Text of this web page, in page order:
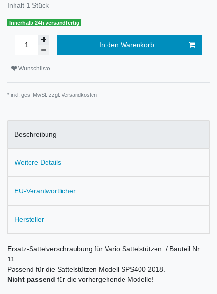
Inhalt 1 Stück
Innerhalb 24h versandfertig
In den Warenkorb
Wunschliste
* inkl. ges. MwSt. zzgl. Versandkosten
Beschreibung
Weitere Details
EU-Verantwortlicher
Hersteller
Ersatz-Sattelverschraubung für Vario Sattelstützen. / Bauteil Nr.
11
Passend für die Sattelstützen Modell SPS400 2018.
Nicht passend für die vorhergehende Modelle!